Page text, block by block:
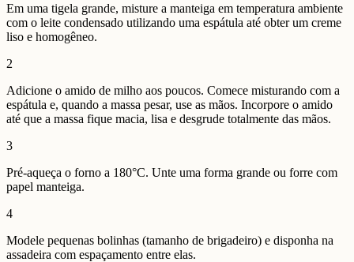
Em uma tigela grande, misture a manteiga em temperatura ambiente
com o leite condensado utilizando uma espátula até obter um creme
liso e homogêneo.
2
Adicione o amido de milho aos poucos. Comece misturando com a
espátula e, quando a massa pesar, use as mãos. Incorpore o amido
até que a massa fique macia, lisa e desgrude totalmente das mãos.
3
Pré-aqueça o forno a 180°C. Unte uma forma grande ou forre com
papel manteiga.
4
Modele pequenas bolinhas (tamanho de brigadeiro) e disponha na
assadeira com espaçamento entre elas.